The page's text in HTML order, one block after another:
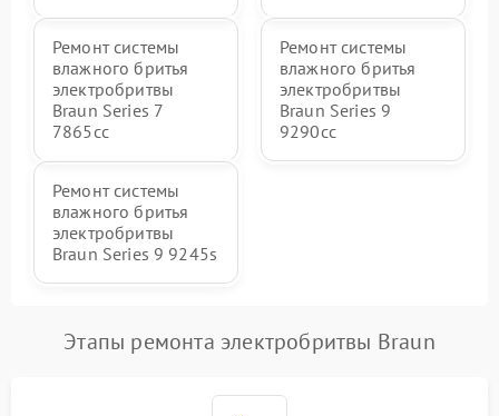
Ремонт системы
влажного бритья
электробритвы
Braun Series 7
7865cc
Ремонт системы
влажного бритья
электробритвы
Braun Series 9
9290cc
Ремонт системы
влажного бритья
электробритвы
Braun Series 9 9245s
Этапы ремонта электробритвы Braun